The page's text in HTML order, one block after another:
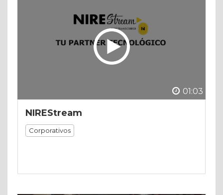
01:03
NIREStream
Corporativos